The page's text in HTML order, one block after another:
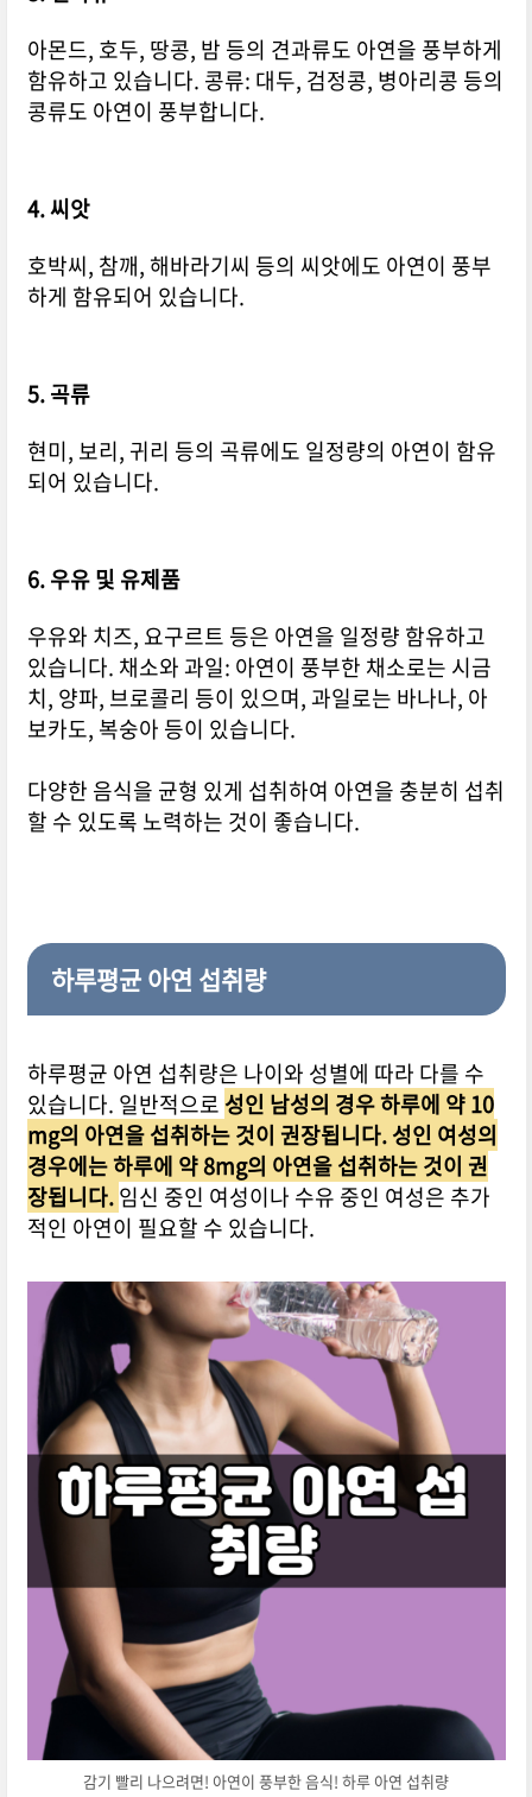
아몬드, 호두, 땅콩, 밤 등의 견과류도 아연을 풍부하게
함유하고 있습니다. 콩류: 대두, 검정콩, 병아리콩 등의
콩류도 아연이 풍부합니다.
4. 씨앗
호박씨, 참깨, 해바라기씨 등의 씨앗에도 아연이 풍부
하게 함유되어 있습니다.
5. 곡류
현미, 보리, 귀리 등의 곡류에도 일정량의 아연이 함유
되어 있습니다.
6. 우유 및 유제품
우유와 치즈, 요구르트 등은 아연을 일정량 함유하고
있습니다. 채소와 과일: 아연이 풍부한 채소로는 시금
치, 양파, 브로콜리 등이 있으며, 과일로는 바나나, 아
보카도, 복숭아 등이 있습니다.
다양한 음식을 균형 있게 섭취하여 아연을 충분히 섭취
할 수 있도록 노력하는 것이 좋습니다.
하루평균 아연 섭취량
하루평균 아연 섭취량은 나이와 성별에 따라 다를 수
있습니다. 일반적으로 성인 남성의 경우 하루에 약 10
mg의 아연을 섭취하는 것이 권장됩니다. 성인 여성의
경우에는 하루에 약 8mg의 아연을 섭취하는 것이 권
장됩니다.임신 중인 여성이나 수유 중인 여성은 추가
적인 아연이 필요할 수 있습니다.
감기 빨리 나으려면! 아연이 풍부한 음식! 하루 아연 섭취량